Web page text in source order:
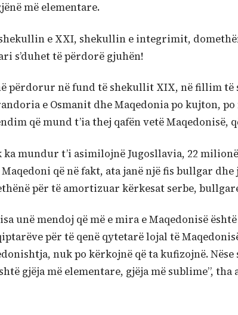
më elementare.
e XXI, shekullin e integrimit,
s’duhet të përdorë gjuhën!
përdorur në fund të shekullit XIX, në fillim
e Osmanit dhe Maqedonia po kujton,
që mund t’ia thej qafën vetë Maqedonisë,
mundur t’i asimilojnë Jugosllavia, 22
që në fakt, ata janë një fis bullgar
për të amortizuar kërkesat serbe,
unë mendoj që më e mira e Maqedonisë
për të qenë qytetarë lojal të
nuk po kërkojnë që ta kufizojnë.
gjëja më elementare, gjëja më sublime”, tha